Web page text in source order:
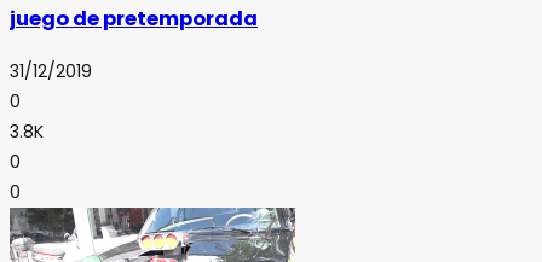
juego de pretemporada
31/12/2019
0
3.8K
0
0